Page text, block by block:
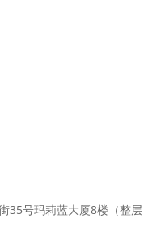
35号玛莉蓝大厦8楼（整层